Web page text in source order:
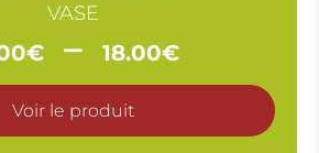
VASE
€ – 18.00€Plage
de
prix :
14.00€
Voir le produit